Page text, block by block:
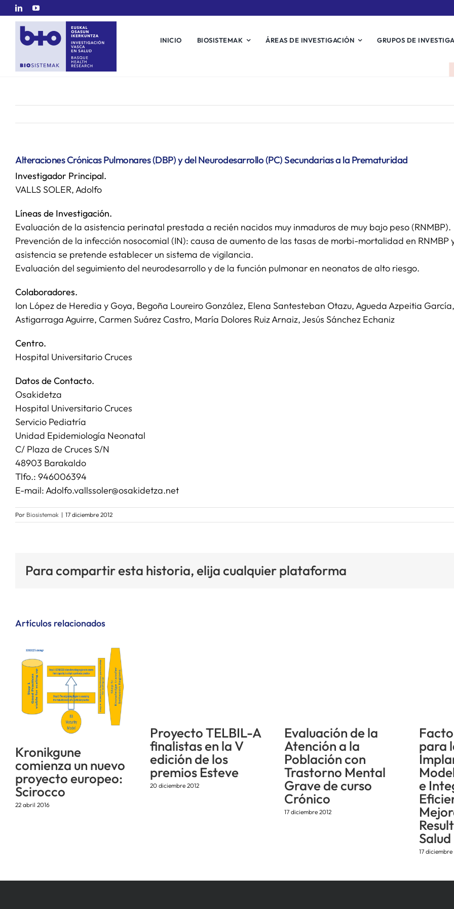
Saltar
contenido
INICIO BIOSISTEMAK ÁREAS DE INVESTIGACIÓN GRUPOS DE
Alteraciones Crónicas Pulmonares (DBP) y del Neurodesarrollo (PC) Secundarias a la Prematuridad
Investigador Principal.
VALLS SOLER, Adolfo
Líneas de Investigación.
Evaluación de la asistencia perinatal prestada a recién nacidos muy inmaduros de muy bajo peso (RNMBP).
Prevención de la infección nosocomial (IN): causa de aumento de las tasas de morbi-mortalidad en
asistencia se pretende establecer un sistema de vigilancia.
Evaluación del seguimiento del neurodesarrollo y de la función pulmonar en neonatos de alto riesgo.
Colaboradores.
Ion López de Heredia y Goya, Begoña Loureiro González, Elena Santesteban Otazu, Agueda Azpeitia
Astigarraga Aguirre, Carmen Suárez Castro, María Dolores Ruiz Arnaiz, Jesús Sánchez Echaniz
Centro.
Hospital Universitario Cruces
Datos de Contacto.
Osakidetza
Hospital Universitario Cruces
Servicio Pediatría
Unidad Epidemiología Neonatal
C/ Plaza de Cruces S/N
48903 Barakaldo
Tlfo.: 946006394
E-mail: Adolfo.vallssoler@osakidetza.net
Por Biosistemak | 17 diciembre 2012
Para compartir esta historia, elija cualquier plataforma
Artículos relacionados
Kronikgune
comienza un nuevo
proyecto europeo:
Scirocco
22 abril 2016
Proyecto TELBIL-A
finalistas en la V
edición de los
premios Esteve
20 diciembre 2012
Evaluación de la
Atención a la
Población con
Trastorno Mental
Grave de curso
Crónico
17 diciembre 2012
para
e
Salud
17 diciembre